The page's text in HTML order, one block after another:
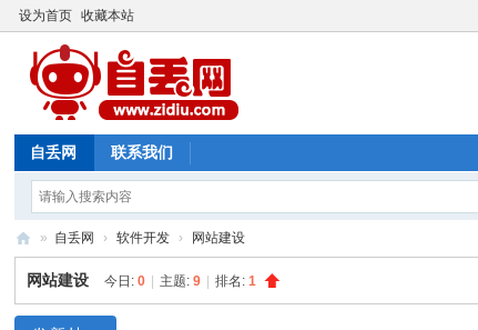
设为首页 收藏本站
自丢网 联系我们
自
丢
» 自丢网 › 软件开发 › 网站建设
网站建设 今日:0 主题:9 排名:1